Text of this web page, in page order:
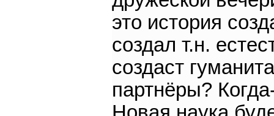
это история
создал т.н.
создаст
партнёры?